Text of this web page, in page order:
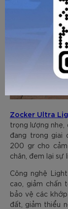
Zocker Ultra
trọng lượng nhẹ,
đang trong giai
200 gr cho
chân, đem lại sự
Công nghệ
cao, giảm chấn
bảo vệ các
đất, giảm thiểu